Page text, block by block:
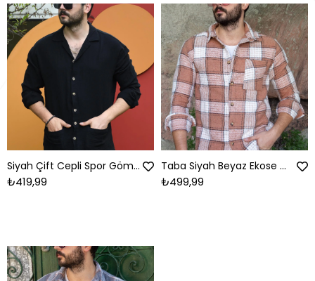
Siyah Çift Cepli Spor Gömlek
₺419,99
Taba Siyah Beyaz Ekose Oduncu Gömlek
₺499,99